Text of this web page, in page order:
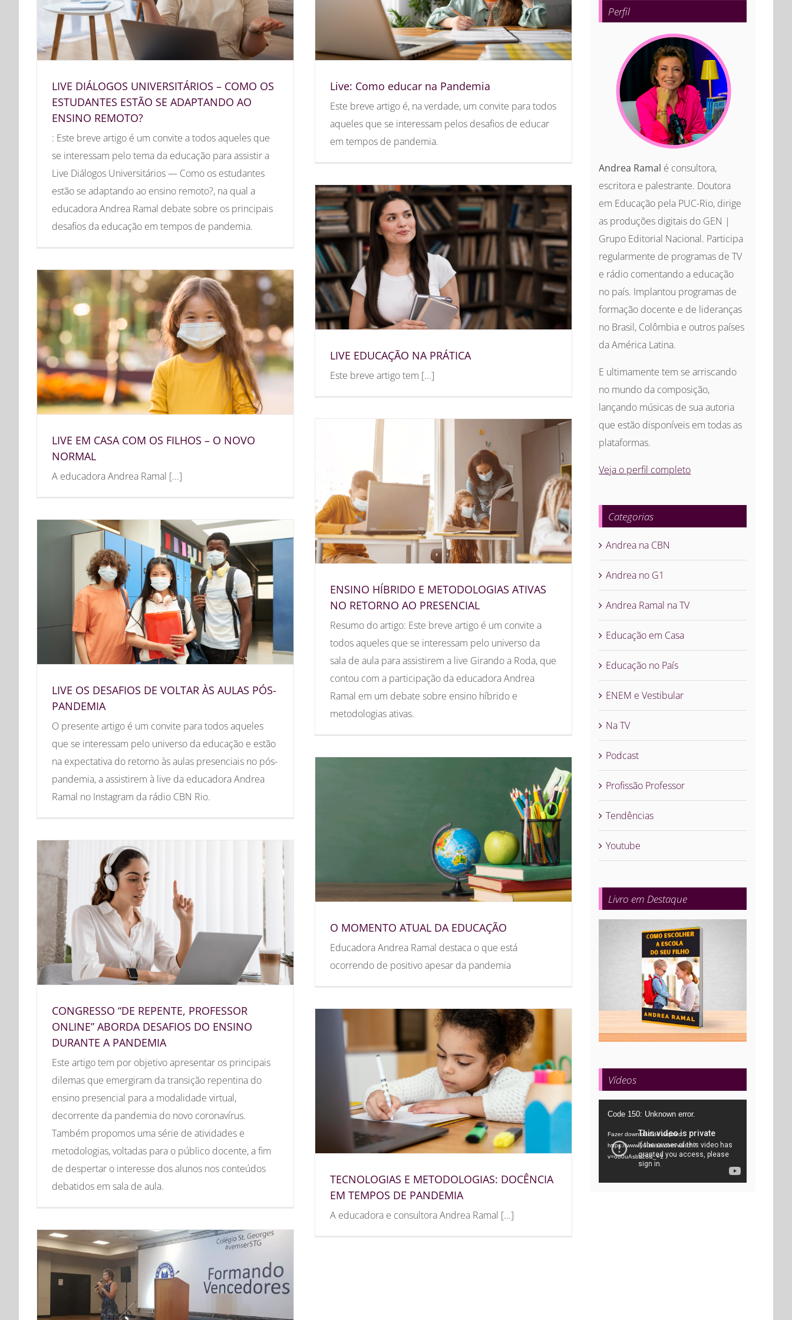
LIVE DIÁLOGOS UNIVERSITÁRIOS – COMO OS
ESTUDANTES ESTÃO SE ADAPTANDO AO
ENSINO REMOTO?
: Este breve artigo é um convite a todos aqueles que
se interessam pelo tema da educação para assistir a
Live Diálogos Universitários — Como os estudantes
estão se adaptando ao ensino remoto?, na qual a
educadora Andrea Ramal debate sobre os principais
desafios da educação em tempos de pandemia.
Live: Como educar na Pandemia
Este breve artigo é, na verdade, um convite para todos
aqueles que se interessam pelos desafios de educar
em tempos de pandemia.
LIVE EDUCAÇÃO NA PRÁTICA
Este breve artigo tem [...]
LIVE EM CASA COM OS FILHOS – O NOVO
NORMAL
A educadora Andrea Ramal [...]
ENSINO HÍBRIDO E METODOLOGIAS ATIVAS
NO RETORNO AO PRESENCIAL
Resumo do artigo: Este breve artigo é um convite a
todos aqueles que se interessam pelo universo da
sala de aula para assistirem a live Girando a Roda, que
contou com a participação da educadora Andrea
Ramal em um debate sobre ensino híbrido e
metodologias ativas.
LIVE OS DESAFIOS DE VOLTAR ÀS AULAS PÓS-
PANDEMIA
O presente artigo é um convite para todos aqueles
que se interessam pelo universo da educação e estão
na expectativa do retorno às aulas presenciais no pós-
pandemia, a assistirem à live da educadora Andrea
Ramal no Instagram da rádio CBN Rio.
O MOMENTO ATUAL DA EDUCAÇÃO
Educadora Andrea Ramal destaca o que está
ocorrendo de positivo apesar da pandemia
CONGRESSO “DE REPENTE, PROFESSOR
ONLINE” ABORDA DESAFIOS DO ENSINO
DURANTE A PANDEMIA
Este artigo tem por objetivo apresentar os principais
dilemas que emergiram da transição repentina do
ensino presencial para a modalidade virtual,
decorrente da pandemia do novo coronavírus.
Também propomos uma série de atividades e
metodologias, voltadas para o público docente, a fim
de despertar o interesse dos alunos nos conteúdos
debatidos em sala de aula.
TECNOLOGIAS E METODOLOGIAS: DOCÊNCIA
EM TEMPOS DE PANDEMIA
A educadora e consultora Andrea Ramal [...]
Perfil
Andrea Ramal é consultora,
escritora e palestrante. Doutora
em Educação pela PUC-Rio, dirige
as produções digitais do GEN |
Grupo Editorial Nacional. Participa
regularmente de programas de TV
e rádio comentando a educação
no país. Implantou programas de
formação docente e de lideranças
no Brasil, Colômbia e outros países
da América Latina.
E ultimamente tem se arriscando
no mundo da composição,
lançando músicas de sua autoria
que estão disponíveis em todas as
plataformas.
Veja o perfil completo
Categorias
Andrea na CBN
Andrea no G1
Andrea Ramal na TV
Educação em Casa
Educação no País
ENEM e Vestibular
Na TV
Podcast
Profissão Professor
Tendências
Youtube
Livro em Destaque
Vídeos
Tocador
vídeo
Code 150: Unknown error.
Fazer download do arquivo:
https://www.youtube.com/watch?
v=oo0uAsbti28&_=1